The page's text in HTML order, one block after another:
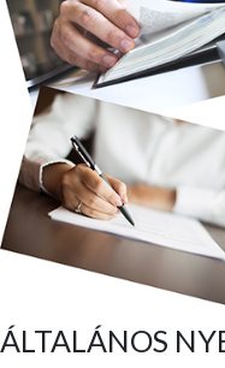
ÁLTALÁNOS